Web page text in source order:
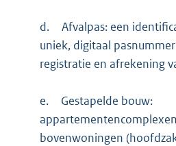
d.
Afvalpas: een
uniek, digitaal
registratie en afrekening
e.
Gestapelde bouw:
bovenwoningen